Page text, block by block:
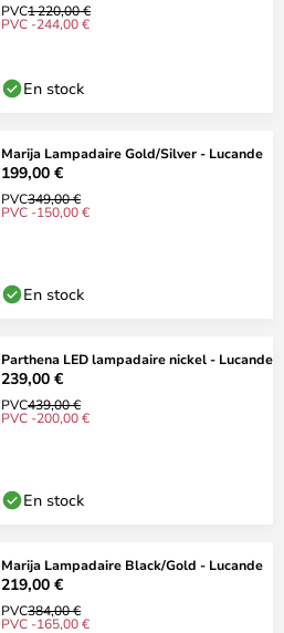
PVC1 220,00 €
PVC -244,00 €
En stock
Marija Lampadaire Gold/Silver - Lucande
199,00 €
PVC349,00 €
PVC -150,00 €
En stock
Parthena LED lampadaire nickel - Lucande
239,00 €
PVC439,00 €
PVC -200,00 €
En stock
Marija Lampadaire Black/Gold - Lucande
219,00 €
PVC384,00 €
PVC -165,00 €